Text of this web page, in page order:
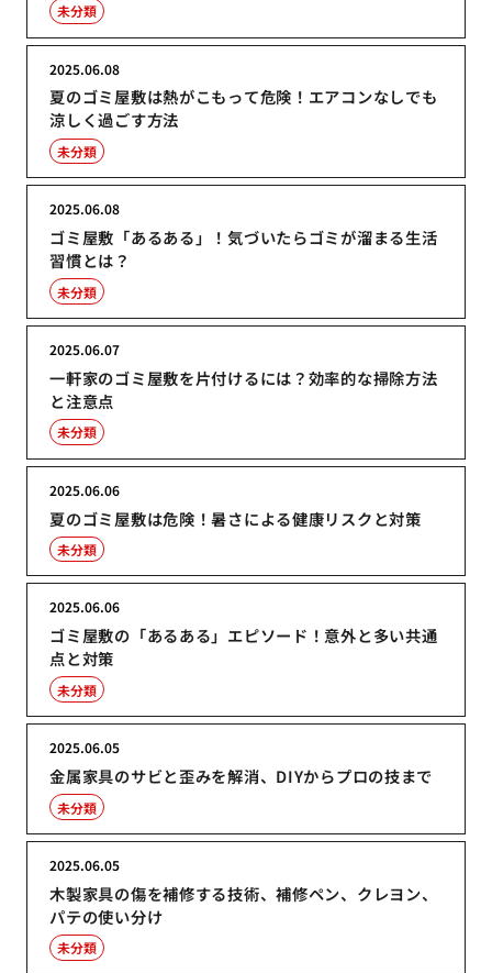
未分類
夏のゴミ屋敷は熱がこもって危険！エアコンなしでも
涼しく過ごす方法
2025.06.08
未分類
ゴミ屋敷「あるある」！気づいたらゴミが溜まる生活
習慣とは？
2025.06.08
未分類
一軒家のゴミ屋敷を片付けるには？効率的な掃除方法
と注意点
2025.06.07
未分類
夏のゴミ屋敷は危険！暑さによる健康リスクと対策
2025.06.06
未分類
ゴミ屋敷の「あるある」エピソード！意外と多い共通
点と対策
2025.06.06
未分類
金属家具のサビと歪みを解消、DIYからプロの技まで
2025.06.05
未分類
木製家具の傷を補修する技術、補修ペン、クレヨン、
パテの使い分け
2025.06.05
未分類